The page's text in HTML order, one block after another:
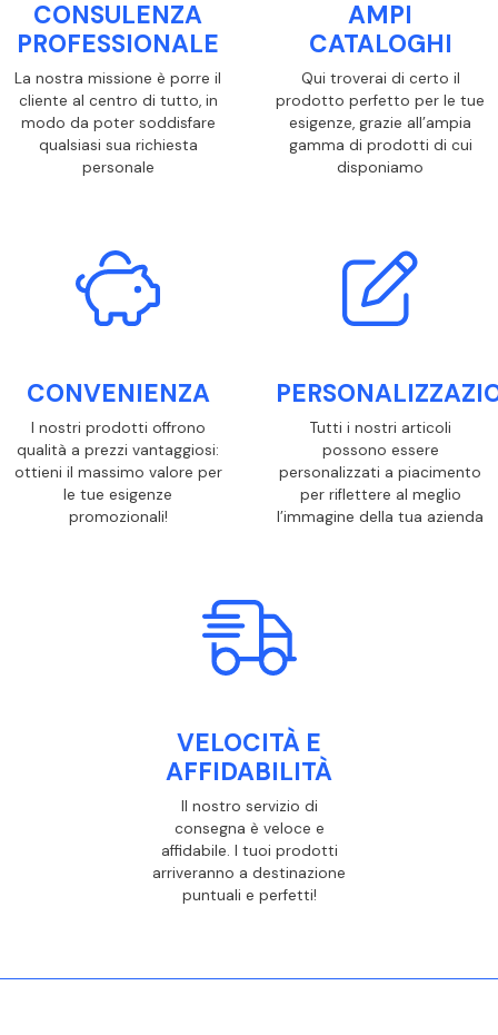
CONSULENZA
PROFESSIONALE
La nostra missione è porre il
cliente al centro di tutto, in
modo da poter soddisfare
qualsiasi sua richiesta
personale
AMPI
CATALOGHI
Qui troverai di certo il
prodotto perfetto per le tue
esigenze, grazie all’ampia
gamma di prodotti di cui
disponiamo
CONVENIENZA
I nostri prodotti offrono
qualità a prezzi vantaggiosi:
ottieni il massimo valore per
le tue esigenze
promozionali!
Tutti i nostri articoli
possono essere
personalizzati a piacimento
per riflettere al meglio
l’immagine della tua azienda
VELOCITÀ E
AFFIDABILITÀ
Il nostro servizio di
consegna è veloce e
affidabile. I tuoi prodotti
arriveranno a destinazione
puntuali e perfetti!